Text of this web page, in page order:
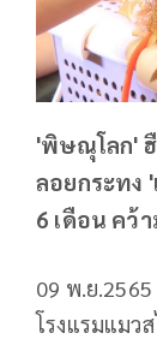
'พิษณุโลก'
ลอยกระทง
6 เดือน คว้
09 พ.ย
โรงแรมแมว